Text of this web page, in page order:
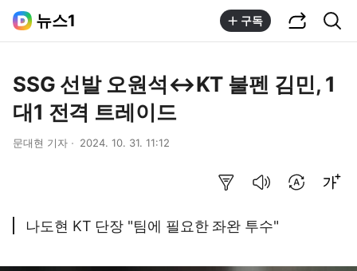
뉴스1 구독
SSG 선발 오원석↔KT 불펜 김민, 1
대1 전격 트레이드
문대현 기자 2024. 10. 31. 11:12
나도현 KT 단장 "팀에 필요한 좌완 투수"